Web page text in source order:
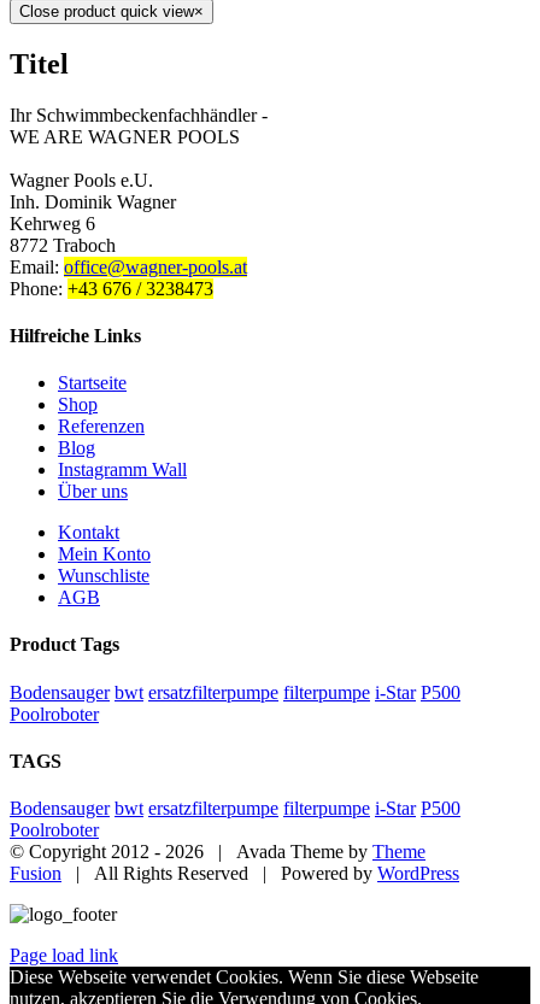
Close product quick view×
Titel
Ihr Schwimmbeckenfachhändler -
WE ARE WAGNER POOLS
Wagner Pools e.U.
Inh. Dominik Wagner
Kehrweg 6
8772 Traboch
Email: office@wagner-pools.at
Phone: +43 676 / 3238473
Hilfreiche Links
Startseite
Shop
Referenzen
Blog
Instagramm Wall
Über uns
Kontakt
Mein Konto
Wunschliste
AGB
Product Tags
Bodensauger bwt ersatzfilterpumpe filterpumpe i-Star P500
Poolroboter
TAGS
Bodensauger bwt ersatzfilterpumpe filterpumpe i-Star P500
Poolroboter
© Copyright 2012 - 2026 | Avada Theme by Theme
Fusion | All Rights Reserved | Powered by WordPress
Page load link
Diese Webseite verwendet Cookies. Wenn Sie diese Webseite
nutzen, akzeptieren Sie die Verwendung von Cookies.